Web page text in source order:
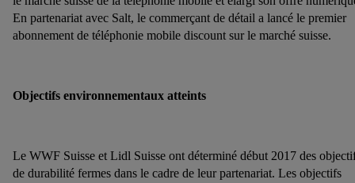
En partenariat avec Salt, le commerçant de détail a lancé le premier
abonnement de téléphonie mobile discount sur le marché suisse.
Objectifs environnementaux atteints
Le WWF Suisse et Lidl Suisse ont déterminé début 2017 des
de durabilité fermes dans le cadre de leur partenariat. Les objectifs